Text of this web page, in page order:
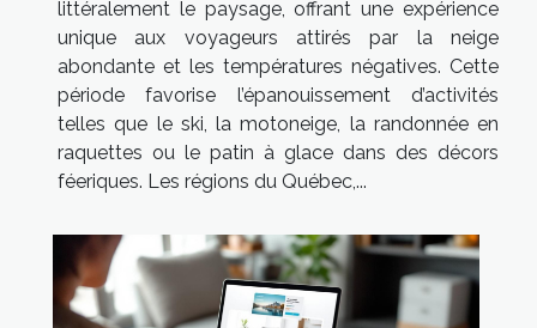
littéralement le paysage, offrant une expérience
unique aux voyageurs attirés par la neige
abondante et les températures négatives. Cette
période favorise l’épanouissement d’activités
telles que le ski, la motoneige, la randonnée en
raquettes ou le patin à glace dans des décors
féeriques. Les régions du Québec,...